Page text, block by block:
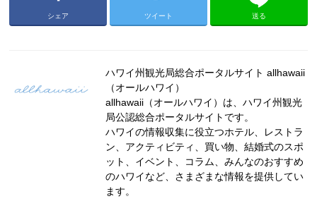
シェア ツイート 送る
ハワイ州観光局総合ポータルサイト allhawaii
（オールハワイ）
allhawaii（オールハワイ）は、ハワイ州観光
局公認総合ポータルサイトです。
ハワイの情報収集に役立つホテル、レストラ
ン、アクティビティ、買い物、結婚式のスポ
ット、イベント、コラム、みんなのおすすめ
のハワイなど、さまざまな情報を提供してい
ます。